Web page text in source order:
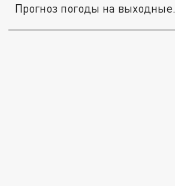
Прогноз погоды на выходные.